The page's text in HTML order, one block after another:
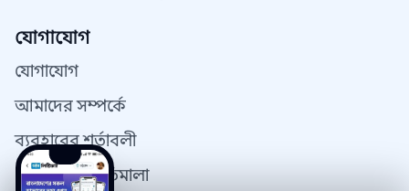
যোগাযোগ
যোগাযোগ
আমাদের সম্পর্কে
ব্যবহারের শর্তাবলী
গোপনীয়তা নীতিমালা